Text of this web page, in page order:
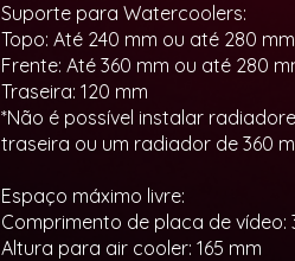
Suporte para Watercoolers:
Topo: Até 240 mm ou até 280
Frente: Até 360 mm ou até 280
Traseira: 120 mm
*Não é possível instalar
traseira ou um radiador de 360
Espaço máximo livre:
Comprimento de placa de vídeo:
Altura para air cooler: 165 mm